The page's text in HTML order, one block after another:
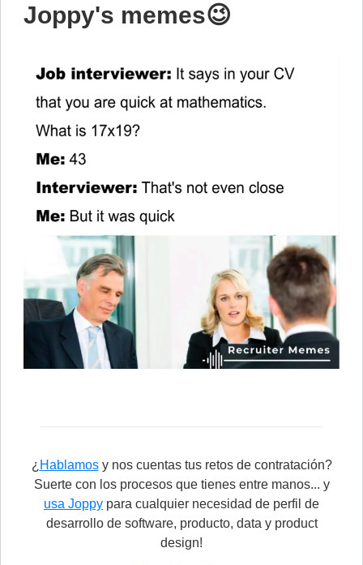
Joppy's memes😉
¿ Hablamosy nos cuentas tus retos de contratación?
Suerte con los procesos que tienes entre manos... y
usa Joppy para cualquier necesidad de perfil de
desarrollo de software, producto, data y product
design!